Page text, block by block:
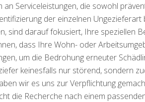
Serviceleistungen, die sowohl
der einzelnen
sind darauf fokusiert, Ihre speziellen
dass Ihre Wohn- oder
um die Bedrohung erneuter
keinesfalls nur störend, sondern
wir es uns zur Verpflichtung
die Recherche nach einem